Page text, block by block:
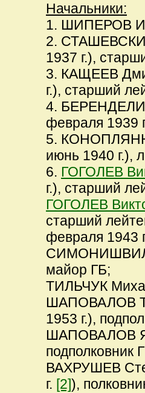
Начальники:
1. ШИПЕРОВ
2.
1937 г.),
3. КАЩЕЕВ
г.), старший
4.
февраля 1939
5.
июнь 1940 г.),
6. ГОГОЛЕВ
г.), старший
ГОГОЛЕВ
старший
февраля 1943
СИМОНИШВИЛИ
майор ГБ;
ТИЛЬЧУК
ШАПОВАЛОВ
1953 г.),
ШАПОВАЛОВ
подполковник
ВАХРУШЕВ
г. [2]),